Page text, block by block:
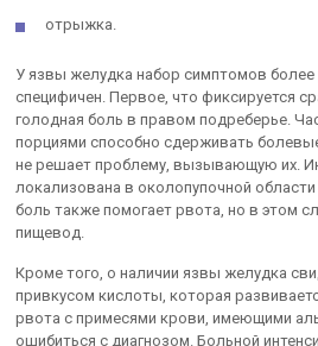
отрыжка.
У язвы желудка набор симптомов более
специфичен. Первое, что фиксируется
голодная боль в правом подреберье.
порциями способно сдерживать
не решает проблему, вызывающую их.
локализована в околопупочной области
боль также помогает рвота, но в этом
пищевод.
Кроме того, о наличии язвы желудка
привкусом кислоты, которая
рвота с примесями крови, имеющими
ошибиться с диагнозом. Больной